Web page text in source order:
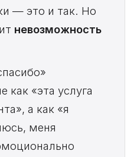
— это и так. Но
невозможность
как «эта услуга
а как «я
меня